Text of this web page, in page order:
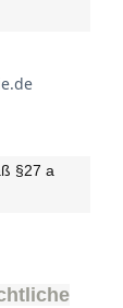
§27 a